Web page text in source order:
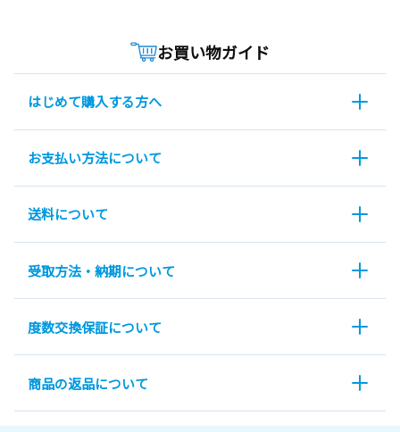
お買い物ガイド
はじめて購入する方へ
お支払い方法について
送料について
受取方法・納期について
度数交換保証について
商品の返品について